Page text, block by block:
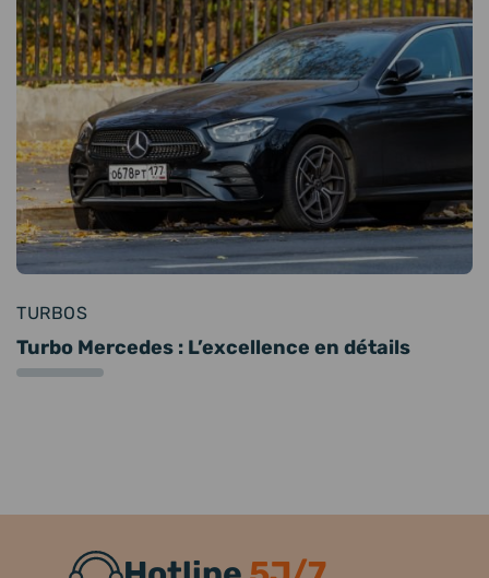
TURBOS
Turbo Mercedes : L’excellence en détails